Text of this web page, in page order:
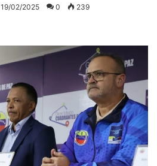
19/02/2025 0 239